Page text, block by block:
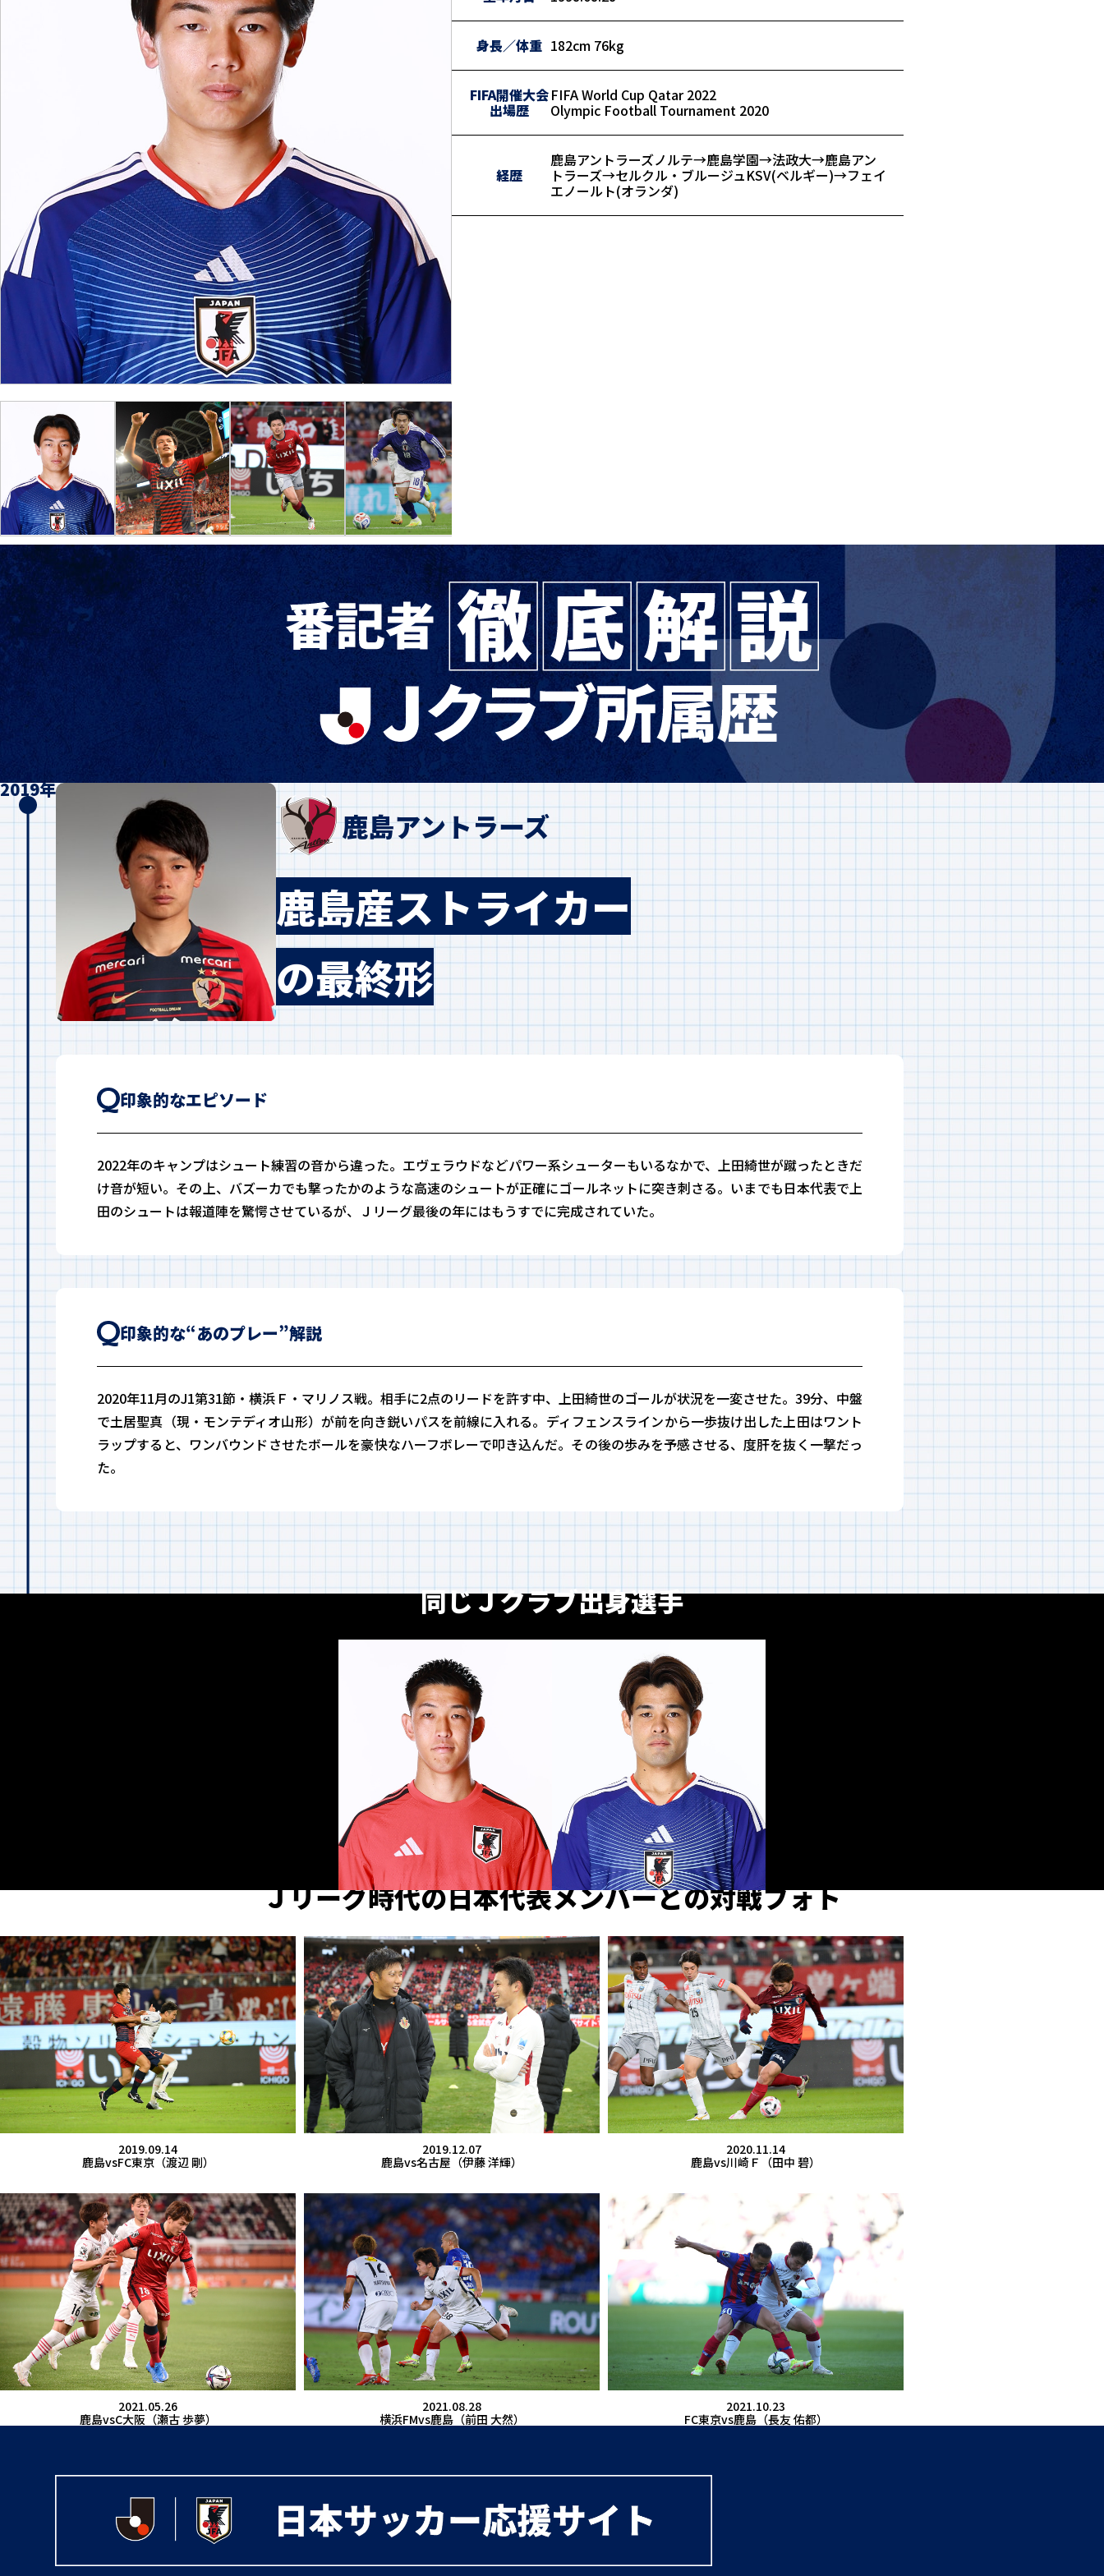
身長／体重 182cm 76kg
FIFA開催大会
出場歴
FIFA World Cup Qatar 2022
Olympic Football Tournament 2020
経歴
鹿島アントラーズノルテ→鹿島学園→法政大→鹿島アン
トラーズ→セルクル・ブルージュKSV(ベルギー)→フェイ
エノールト(オランダ)
2019年
鹿島アントラーズ
鹿島産ストライカー
の最終形
印象的なエピソード
2022年のキャンプはシュート練習の音から違った。エヴェラウドなどパワー系シューターもいるなかで、上田綺世が蹴ったときだ
け音が短い。その上、バズーカでも撃ったかのような高速のシュートが正確にゴールネットに突き刺さる。いまでも日本代表で上
田のシュートは報道陣を驚愕させているが、Ｊリーグ最後の年にはもうすでに完成されていた。
印象的な“あのプレー”解説
2020年11月のJ1第31節・横浜Ｆ・マリノス戦。相手に2点のリードを許す中、上田綺世のゴールが状況を一変させた。39分、中盤
で土居聖真（現・モンテディオ山形）が前を向き鋭いパスを前線に入れる。ディフェンスラインから一歩抜け出した上田はワント
ラップすると、ワンバウンドさせたボールを豪快なハーフボレーで叩き込んだ。その後の歩みを予感させる、度肝を抜く一撃だっ
た。
同じＪクラブ出身選手
早川 佐野
海舟
Ｊリーグ時代の日本代表メンバーとの対戦フォト
2019.09.14
鹿島vsFC東京（渡辺 剛）
2019.12.07
鹿島vs名古屋（伊藤 洋輝）
2020.11.14
鹿島vs川崎Ｆ（田中 碧）
2021.05.26
鹿島vsC大阪（瀬古 歩夢）
2021.08.28
横浜FMvs鹿島（前田 大然）
2021.10.23
FC東京vs鹿島（長友 佑都）